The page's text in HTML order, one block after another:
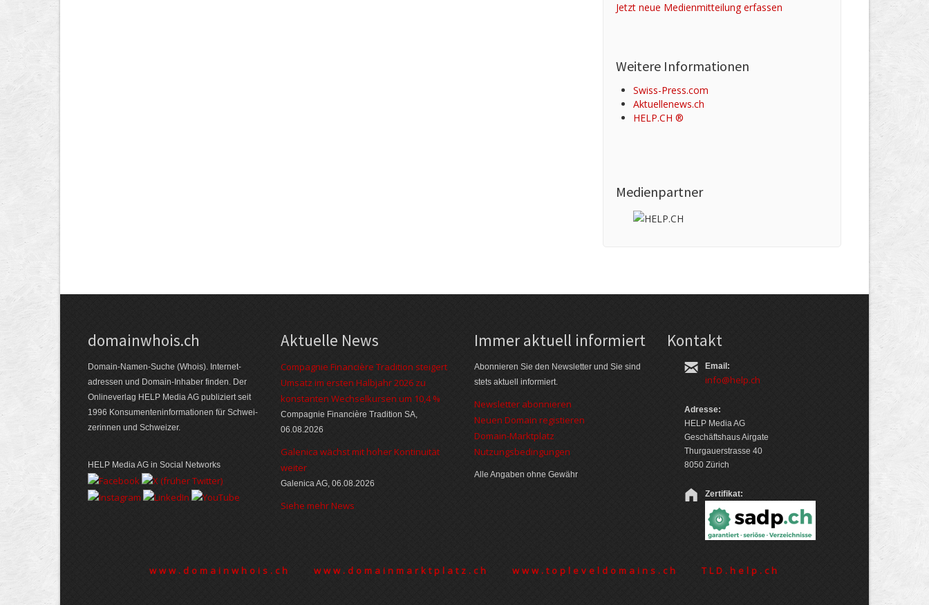
Jetzt neue Medienmitteilung erfassen
Weitere Informationen
Swiss-Press.com
Aktuellenews.ch
HELP.CH ®
Medienpartner
domainwhois.ch
Domain-Namen-Suche (Whois). Internet­
adressen und Domain-Inhaber finden. Der
Online­verlag HELP Media AG publiziert seit
1996 Konsumenten­informationen für Schwei­
zerinnen und Schweizer.
HELP Media AG in Social Networks
Aktuelle News
Compagnie Financière Tradition steigert
Umsatz im ersten Halbjahr 2026 zu
konstanten Wechselkursen um 10,4 %
Compagnie Financière Tradition SA,
06.08.2026
Galenica wächst mit hoher Kontinuität
weiter
Galenica AG, 06.08.2026
Siehe mehr News
Immer aktuell informiert
Abonnieren Sie den Newsletter und Sie sind
stets aktuell informiert.
Newsletter abonnieren
Neuen Domain registieren
Domain-Marktplatz
Nutzungsbedingungen
Alle Angaben ohne Gewähr
Kontakt
Email:
info@help.ch
Adresse:
HELP Media AG
Geschäftshaus Airgate
Thurgauerstrasse 40
8050 Zürich
Zertifikat:
www.domainwhois.ch www.domainmarktplatz.ch www.topleveldomains.ch TLD.help.ch